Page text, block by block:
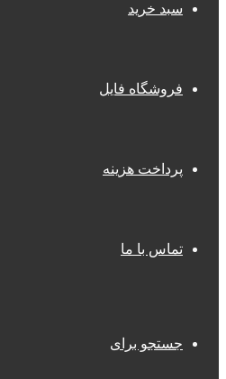
سبد خرید
فروشگاه فایل
پرداخت هزینه
تماس با ما
جستجو برای